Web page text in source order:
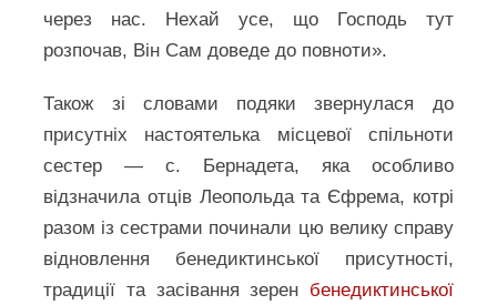
через нас. Нехай усе, що Господь тут
розпочав, Він Сам доведе до повноти».
Також зі словами подяки звернулася до
присутніх настоятелька місцевої спільноти
сестер — с. Бернадета, яка особливо
відзначила отців Леопольда та Єфрема, котрі
разом із сестрами починали цю велику справу
відновлення бенедиктинської присутності,
традиції та засівання зерен бенедиктинської